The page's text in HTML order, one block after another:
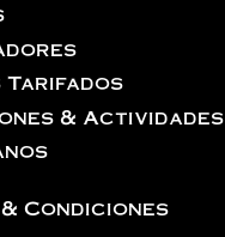
Tarifados
& Actividades
Condiciones